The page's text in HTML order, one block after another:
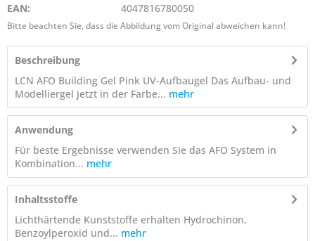
EAN:
4047816780050
Bitte beachten Sie, dass die Abbildung vom Original abweichen kann!
Beschreibung
LCN AFO Building Gel Pink UV-Aufbaugel Das Aufbau- und
Modelliergel jetzt in der Farbe... mehr
Anwendung
Für beste Ergebnisse verwenden Sie das AFO System in
Kombination... mehr
Inhaltsstoffe
Lichthärtende Kunststoffe erhalten Hydrochinon,
Benzoylperoxid und... mehr